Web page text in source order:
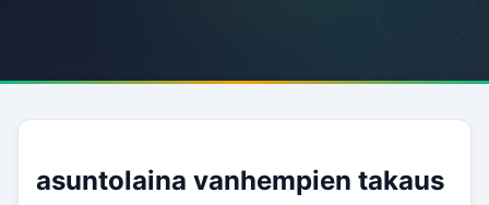
asuntolaina vanhempien takaus